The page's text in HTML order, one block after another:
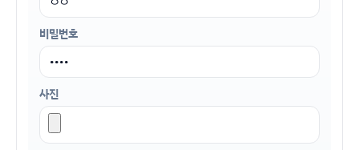
비밀번호
사진